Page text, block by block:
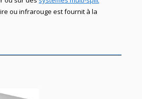
ou infrarouge est fournit à la